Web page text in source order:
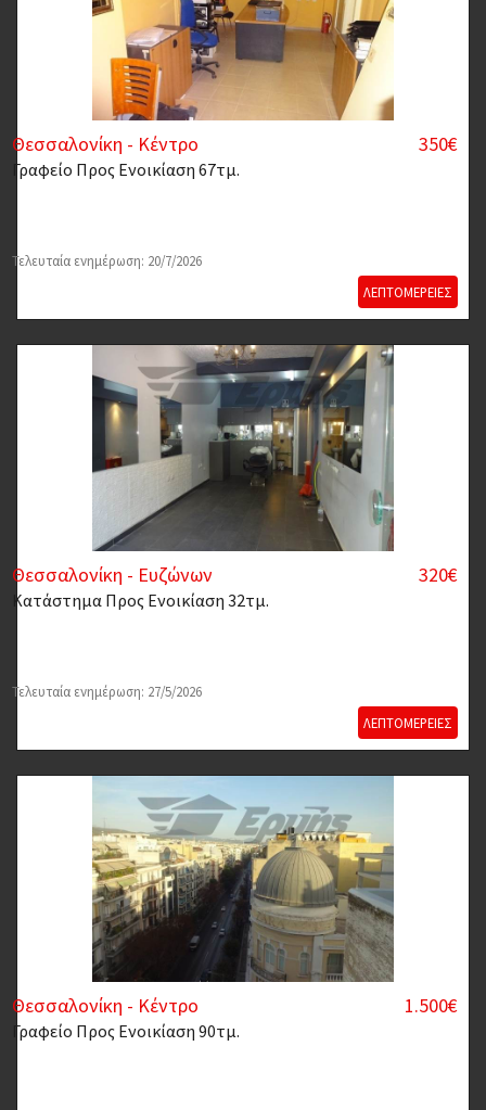
Θεσσαλονίκη - Κέντρο 350€
Γραφείο Προς Ενοικίαση 67τμ.
Τελευταία ενημέρωση: 20/7/2026
ΛΕΠΤΟΜΕΡΕΙΕΣ
Θεσσαλονίκη - Ευζώνων 320€
Κατάστημα Προς Ενοικίαση 32τμ.
Τελευταία ενημέρωση: 27/5/2026
ΛΕΠΤΟΜΕΡΕΙΕΣ
Θεσσαλονίκη - Κέντρο 1.500€
Γραφείο Προς Ενοικίαση 90τμ.